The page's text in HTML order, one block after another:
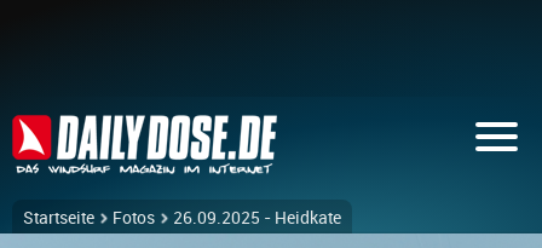
Startseite Fotos 26.09.2025 - Heidkate